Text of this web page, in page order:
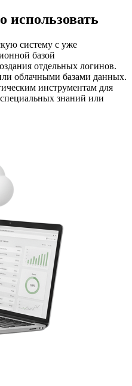
использовать
систему с уже
базой
отдельных логинов.
облачными базами данных.
инструментам для
специальных знаний или